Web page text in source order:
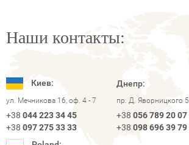
Наши контакты:
Киев:
ул. Мечникова 16, оф. 4 - 7
+38 044 223 34 45
+38 097 275 33 33
Днепр:
пр. Д. Яворницкого 5
+38 056 789 20 07
+38 098 696 39 79